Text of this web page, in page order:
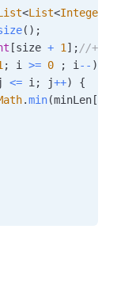
<List<Integer
( ) ;
[size + 1 ] ; //+1
; i >= 0 ; i -- )
<= i ; j++)
{
.min(minLen [